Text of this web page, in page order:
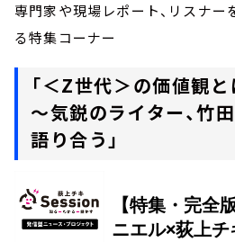
専門家や現場レポート、リスナ
る特集コーナー
「＜Z世代＞の価値観と
～気鋭のライター、竹
語り合う」